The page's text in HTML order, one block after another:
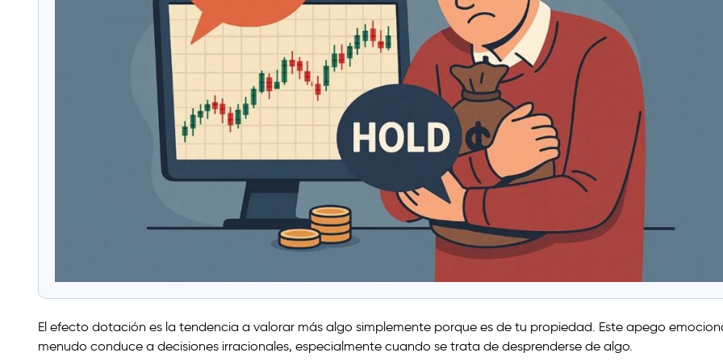
El efecto dotación es la tendencia a valorar más algo simplemente porque es de tu propiedad. Este apego
menudo conduce a decisiones irracionales, especialmente cuando se trata de desprenderse de algo.